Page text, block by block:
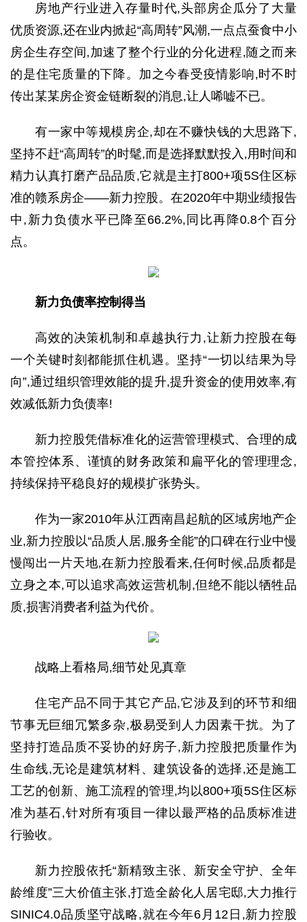
房地产行业进入存量时代,头部房企瓜分了大量
优质资源,还在业内掀起“高周转”风潮,一点点蚕食中小
房企生存空间,加速了整个行业的分化进程,随之而来
的是住宅质量的下降。加之今春受疫情影响,时不时
传出某某房企资金链断裂的消息,让人唏嘘不已。
有一家中等规模房企,却在不赚快钱的大思路下,
坚持不赶“高周转”的时髦,而是选择默默投入,用时间和
精力认真打磨产品品质,它就是主打800+项5S住区标
准的赣系房企——新力控股。在2020年中期业绩报告
中,新力负债水平已降至66.2%,同比再降0.8个百分
点。
新力负债率控制得当
高效的决策机制和卓越执行力,让新力控股在每
一个关键时刻都能抓住机遇。坚持“一切以结果为导
向”,通过组织管理效能的提升,提升资金的使用效率,有
效减低新力负债率!
新力控股凭借标准化的运营管理模式、合理的成
本管控体系、谨慎的财务政策和扁平化的管理理念,
持续保持平稳良好的规模扩张势头。
作为一家2010年从江西南昌起航的区域房地产企
业,新力控股以“品质人居,服务全能”的口碑在行业中慢
慢闯出一片天地,在新力控股看来,任何时候,品质都是
立身之本,可以追求高效运营机制,但绝不能以牺牲品
质,损害消费者利益为代价。
战略上看格局,细节处见真章
住宅产品不同于其它产品,它涉及到的环节和细
节事无巨细冗繁多杂,极易受到人力因素干扰。为了
坚持打造品质不妥协的好房子,新力控股把质量作为
生命线,无论是建筑材料、建筑设备的选择,还是施工
工艺的创新、施工流程的管理,均以800+项5S住区标
准为基石,针对所有项目一律以最严格的品质标准进
行验收。
新力控股依托“新精致主张、新安全守护、全年
龄维度”三大价值主张,打造全龄化人居宅邸,大力推行
SINIC4.0品质坚守战略,就在今年6月12日 ,新力控股